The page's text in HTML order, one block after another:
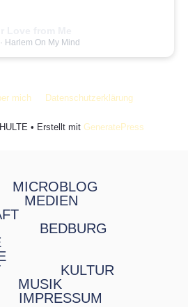
· Harlem On My Mind
mich Datenschutzerklärung
• Erstellt mit GeneratePress
MICROBLOG
MEDIEN
BEDBURG
KULTUR
MUSIK
IMPRESSUM